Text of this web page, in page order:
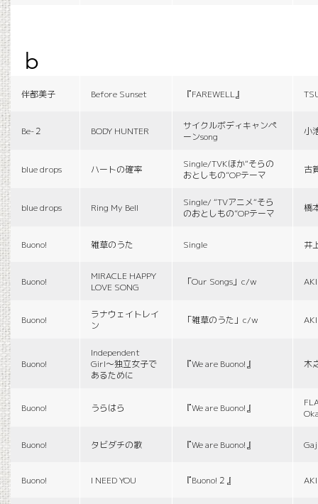
b
伴都美子 Before Sunset 『FAREWELL』
Be-２ BODY HUNTER
サイクルボディキャンペ
ーンsong
小
blue drops ハートの確率
Single/TVKほか“そらの
おとしもの”OPテーマ
古
blue drops Ring My Bell
Single/ “TVアニメ“そら
のおとしもの”OPテーマ
橋
Buono! 雑草のうた Single 井
Buono!
MIRACLE HAPPY
LOVE SONG
「Our Songs」c/w
Buono!
ラナウェイトレイ
ン
「雑草のうた」c/w
Buono!
Independent
Girl〜独立女子で
あるために
『We are Buono!』 木
Buono! うらはら 『We are Buono!』
Buono! タビダチの歌 『We are Buono!』
Buono! I NEED YOU 『Buono!２』